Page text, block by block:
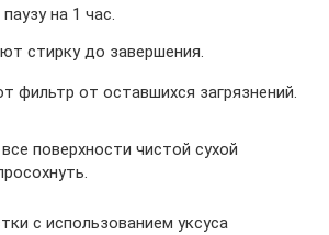
на 1 час.
стирку до завершения.
фильтр от оставшихся загрязнений.
поверхности чистой сухой
с использованием уксуса